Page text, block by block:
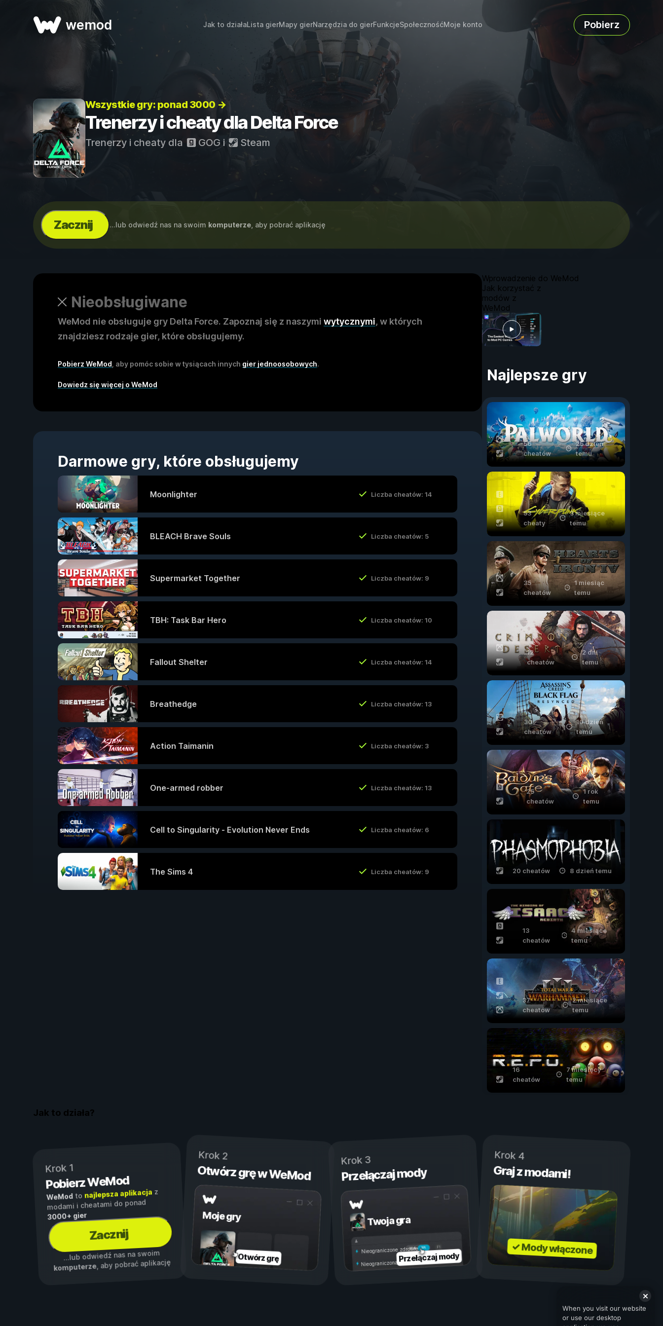
wemod Jak to działaLista gierMapy gierNarzędzia do gierFunkcjeSpołecznośćMoje konto Pobierz
Wszystkie gry: ponad 3000 →
Trenerzy i cheaty dla Delta Force
Trenerzy i cheaty dla GOG i Steam
Zacznij ...lub odwiedź nas na swoim komputerze, aby pobrać aplikację
Nieobsługiwane
WeMod nie obsługuje gry Delta Force. Zapoznaj się z naszymi wytycznymi, w których
znajdziesz rodzaje gier, które obsługujemy.
Pobierz WeMod , aby pomóc sobie w tysiącach innych gier jednoosobowych.
Dowiedz się więcej o WeMod
Darmowe gry, które obsługujemy
Moonlighter Liczba cheatów: 14
BLEACH Brave Souls Liczba cheatów: 5
Supermarket Together Liczba cheatów: 9
TBH: Task Bar Hero Liczba cheatów: 10
Fallout Shelter Liczba cheatów: 14
Breathedge Liczba cheatów: 13
Action Taimanin Liczba cheatów: 3
One-armed robber Liczba cheatów: 13
Cell to Singularity - Evolution Never Ends Liczba cheatów: 6
The Sims 4 Liczba cheatów: 9
Wprowadzenie do WeMod
Jak korzystać z
modów z
WeMod
Najlepsze gry
56
cheatów
25 dzień
temu
53
cheaty
3 miesiące
temu
35
cheatów
1 miesiąc
temu
12
cheatów
2 dni
temu
30
cheatów
10 dzień
temu
25
cheatów
1 rok
temu
20 cheatów 8 dzień temu
13
cheatów
4 miesiące
temu
37
cheatów
2 miesiące
temu
16
cheatów
7 miesięcy
temu
Jak to działa?
Krok 1
Pobierz WeMod
WeModtonajlepsza aplikacja z
modami i cheatami do ponad
3000+ gier
Zacznij
...lub odwiedź nas na swoim
komputerze, aby pobrać aplikację
Krok 2
Otwórz grę w WeMod
Moje gry
Otwórz grę
Krok 3
Przełączaj mody
Twoja gra
Wł.
Wył.
Nieograniczone zdrowie
Nieograniczona wytrzymałość
Przełączaj mody
Krok 4
Graj z modami!
✓ Mody włączone
When you visit our website
or use our desktop